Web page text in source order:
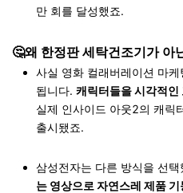
만 회를 달성했죠.
🤔왜 한정판 세탁건조기가 아
사실 영화 컬래버레이션 마
됩니다. 캐릭터들을 시각적
실제 인사이드 아웃2의 캐릭
출시됐죠.
삼성전자는 다른 방식을 선택
는 영상으로 자연스레 제품